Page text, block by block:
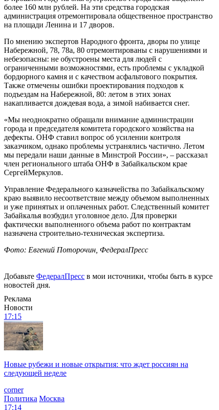
более 160 млн рублей. На эти средства городская
администрация отремонтировала общественное пространство
на площади Ленина и 17 дворов.
По мнению экспертов Народного фронта, дворы по улице
Набережной, 78, 78а, 80 отремонтированы с нарушениями и
небезопасны: не обустроены места для людей с
ограниченными возможностями, есть проблемы с укладкой
бордюрного камня и с качеством асфальтового покрытия.
Также отмечены ошибки проектирования подходов к
подъездам на Набережной, 80: летом в этих зонах
накапливается дождевая вода, а зимой набивается снег.
«Мы неоднократно обращали внимание администрации
города и председателя комитета городского хозяйства на
дефекты. ОНФ ставил вопрос об усилении контроля
заказчиком, однако проблемы устранялись частично. Летом
мы передали наши данные в Минстрой России», – рассказал
член регионального штаба ОНФ в Забайкальском крае
СергейМеркулов.
Управление Федерального казначейства по Забайкальскому
краю выявило несоответствие между объемом выполненных
и уже принятых и оплаченных работ. Следственный комитет
Забайкалья возбудил уголовное дело. Для проверки
фактически выполненного объема работ по контрактам
назначена строительно-техническая экспертиза.
Фото: Евгений Поторочин, ФедералПресс
Добавьте ФедералПресс в мои источники, чтобы быть в курсе
новостей дня.
Реклама
Новости
17:15
Новые рубежи и новые открытия: что ждет россиян на
следующей неделе
corner
Политика Москва
17:14